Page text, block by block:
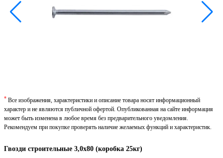
Гвозди строительные 3,0х80 (коробка 25кг)
* Все изображения, характеристики и описание товара носят информационный
характер и не являются публичной офертой. Опубликованная на сайте информация
может быть изменена в любое время без предварительного уведомления.
Рекомендуем при покупке проверять наличие желаемых функций и характеристик.